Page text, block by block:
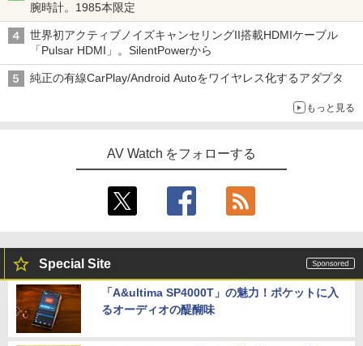
腕時計。1985本限定
世界初アクティブノイズキャンセリングII搭載HDMIケーブル
「Pulsar HDMI」。SilentPowerから
純正の有線CarPlay/Android Autoをワイヤレス化するアダプタ
もっと見る
AV Watch をフォローする
Special Site
「A&ultima SP4000T」の魅力！ポケットに入
るオーディオの醍醐味